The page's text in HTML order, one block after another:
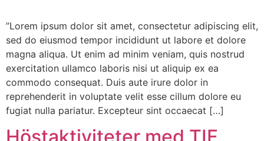
”Lorem ipsum dolor sit amet, consectetur adipiscing elit,
sed do eiusmod tempor incididunt ut labore et dolore
magna aliqua. Ut enim ad minim veniam, quis nostrud
exercitation ullamco laboris nisi ut aliquip ex ea
commodo consequat. Duis aute irure dolor in
reprehenderit in voluptate velit esse cillum dolore eu
fugiat nulla pariatur. Excepteur sint occaecat […]